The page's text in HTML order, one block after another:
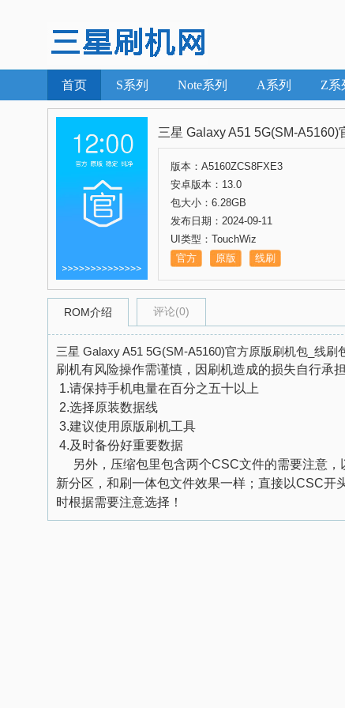
首页 S系列 Note系列 A系列 Z系
三星 Galaxy A51 5G(SM-
版本：A5160ZCS8FXE3
安卓版本：13.0
包大小：6.28GB
发布日期：2024-09-11
UI类型：TouchWiz
官方
原版 线刷
ROM介绍 评论(0)
三星 Galaxy A51 5G(SM-A5160)官方原版刷机包_线刷
刷机有风险操作需谨慎，因刷机造成的损失自行承担
1.请保持手机电量在百分之五十以上
2.选择原装数据线
3.建议使用原版刷机工具
4.及时备份好重要数据
另外，压缩包里包含两个CSC文件的需要注意，
新分区，和刷一体包文件效果一样；直接以CSC开
时根据需要注意选择！